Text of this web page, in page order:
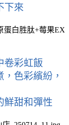
下來
卷彩虹飯
色彩繽紛，
鮮甜和彈性